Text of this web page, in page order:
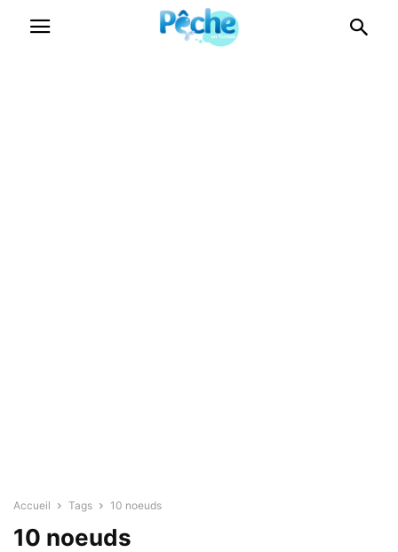
Accueil Tags 10 noeuds
10 noeuds